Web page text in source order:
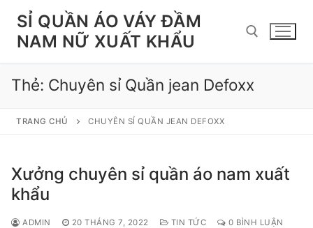
Chuyển
đếnSỈ QUẦN ÁO VÁY ĐẦM
NAM NỮ XUẤT KHẨU
Tìm kiếm cho:
Thẻ: Chuyên sỉ Quần jean Defoxx
TRANG CHỦ CHUYÊN SỈ QUẦN JEAN DEFOXX
Xưởng chuyên sỉ quần áo nam xuất
khẩu
ADMIN 20 THÁNG 7, 2022 TIN TỨC 0 BÌNH LUẬN